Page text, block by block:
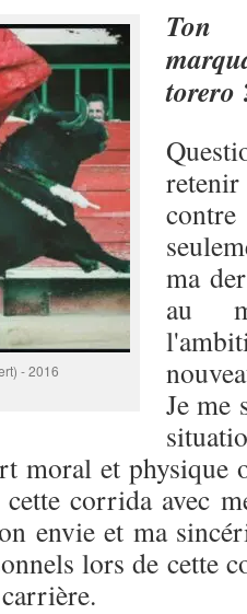
- 2016
Ton
torero
ma
au
Je me
moral et physique
corrida avec
envie et ma
lors de cette